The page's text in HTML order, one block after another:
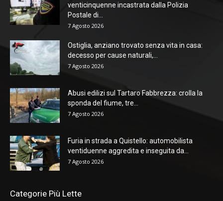
venticinquenne incastrata dalla Polizia
Postale di...
7 Agosto 2026
Ostiglia, anziano trovato senza vita in casa:
decesso per cause naturali,...
7 Agosto 2026
Abusi edilizi sul Tartaro Fabbrezza: crolla la
sponda del fiume, tre...
7 Agosto 2026
Furia in strada a Quistello: automobilista
ventiduenne aggredita e inseguita da...
7 Agosto 2026
Categorie Più Lette